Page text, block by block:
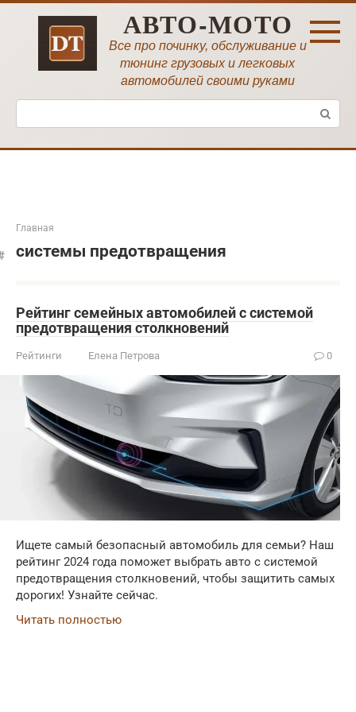
Перейти
АВТО-МОТО
Все про починку, обслуживание и
тюнинг грузовых и легковых
автомобилей своими руками
Поиск:
Главная
системы предотвращения
Рейтинг семейных автомобилей с системой
предотвращения столкновений
Рейтинги Елена Петрова 0
Ищете самый безопасный автомобиль для семьи? Наш
рейтинг 2024 года поможет выбрать авто с системой
предотвращения столкновений, чтобы защитить самых
дорогих! Узнайте сейчас.
Читать полностью